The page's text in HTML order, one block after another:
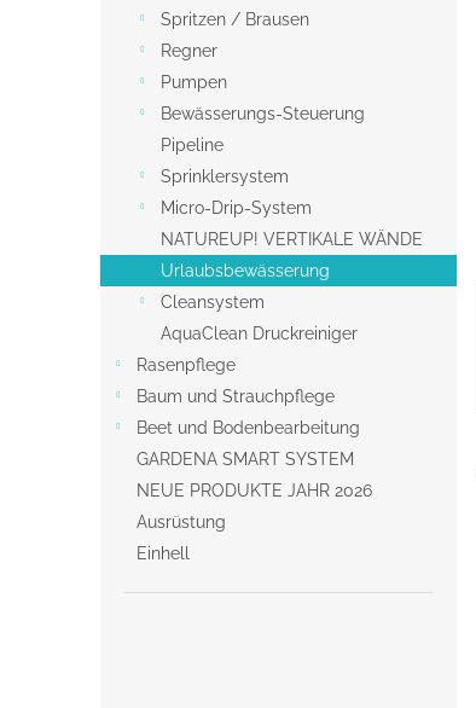
Spritzen / Brausen
Regner
Pumpen
Bewässerungs-Steuerung
Pipeline
Sprinklersystem
Micro-Drip-System
NATUREUP! VERTIKALE WÄNDE
Urlaubsbewässerung
Cleansystem
AquaClean Druckreiniger
Rasenpflege
Baum und Strauchpflege
Beet und Bodenbearbeitung
GARDENA SMART SYSTEM
NEUE PRODUKTE JAHR 2026
Ausrüstung
Einhell